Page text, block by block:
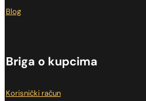
Blog
Briga o kupcima
Korisnički račun